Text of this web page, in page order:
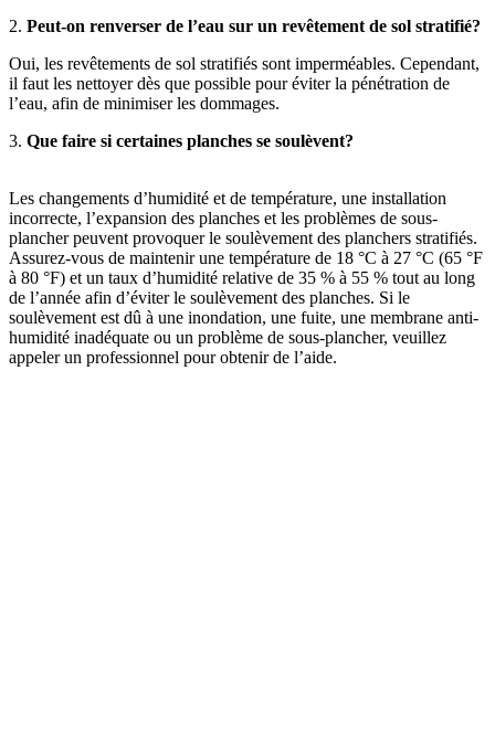
2. Peut-on renverser de l’eau sur un revêtement de sol stratifié?
Oui, les revêtements de sol stratifiés sont imperméables. Cependant,
il faut les nettoyer dès que possible pour éviter la pénétration de
l’eau, afin de minimiser les dommages.
3. Que faire si certaines planches se soulèvent?
Les changements d’humidité et de température, une installation
incorrecte, l’expansion des planches et les problèmes de sous-
plancher peuvent provoquer le soulèvement des planchers stratifiés.
Assurez-vous de maintenir une température de 18 °C à 27 °C (65 °F
à 80 °F) et un taux d’humidité relative de 35 % à 55 % tout au long
de l’année afin d’éviter le soulèvement des planches. Si le
soulèvement est dû à une inondation, une fuite, une membrane anti-
humidité inadéquate ou un problème de sous-plancher, veuillez
appeler un professionnel pour obtenir de l’aide.